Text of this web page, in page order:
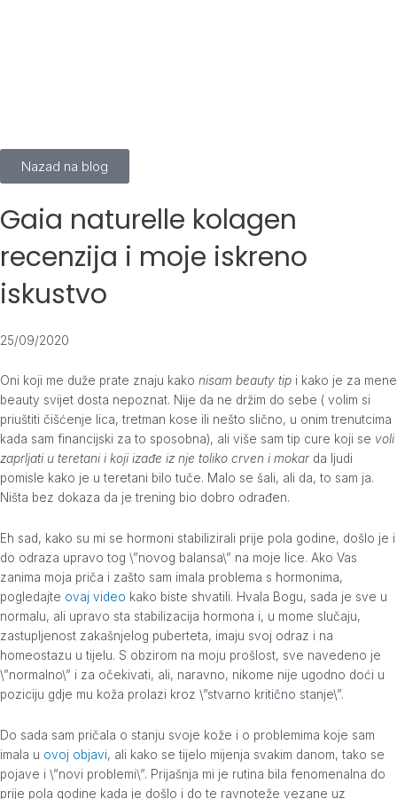
Nazad na blog
Gaia naturelle kolagen
recenzija i moje iskreno
iskustvo
25/09/2020
Oni koji me duže prate znaju kako nisam beauty tip i kako je za mene
beauty svijet dosta nepoznat. Nije da ne držim do sebe ( volim si
priuštiti čišćenje lica, tretman kose ili nešto slično, u onim trenutcima
kada sam financijski za to sposobna), ali više sam tip cure koji se voli
zaprljati u teretani i koji izađe iz nje toliko crven i mokar da ljudi
pomisle kako je u teretani bilo tuče. Malo se šali, ali da, to sam ja.
Ništa bez dokaza da je trening bio dobro odrađen.
Eh sad, kako su mi se hormoni stabilizirali prije pola godine, došlo je i
do odraza upravo tog \”novog balansa\” na moje lice. Ako Vas
zanima moja priča i zašto sam imala problema s hormonima,
pogledajte ovaj video kako biste shvatili. Hvala Bogu, sada je sve u
normalu, ali upravo sta stabilizacija hormona i, u mome slučaju,
zastupljenost zakašnjelog puberteta, imaju svoj odraz i na
homeostazu u tijelu. S obzirom na moju prošlost, sve navedeno je
\”normalno\” i za očekivati, ali, naravno, nikome nije ugodno doći u
poziciju gdje mu koža prolazi kroz \”stvarno kritično stanje\”.
Do sada sam pričala o stanju svoje kože i o problemima koje sam
imala u ovoj objavi, ali kako se tijelo mijenja svakim danom, tako se
pojave i \”novi problemi\”. Prijašnja mi je rutina bila fenomenalna do
prije pola godine kada je došlo i do te ravnoteže vezane uz